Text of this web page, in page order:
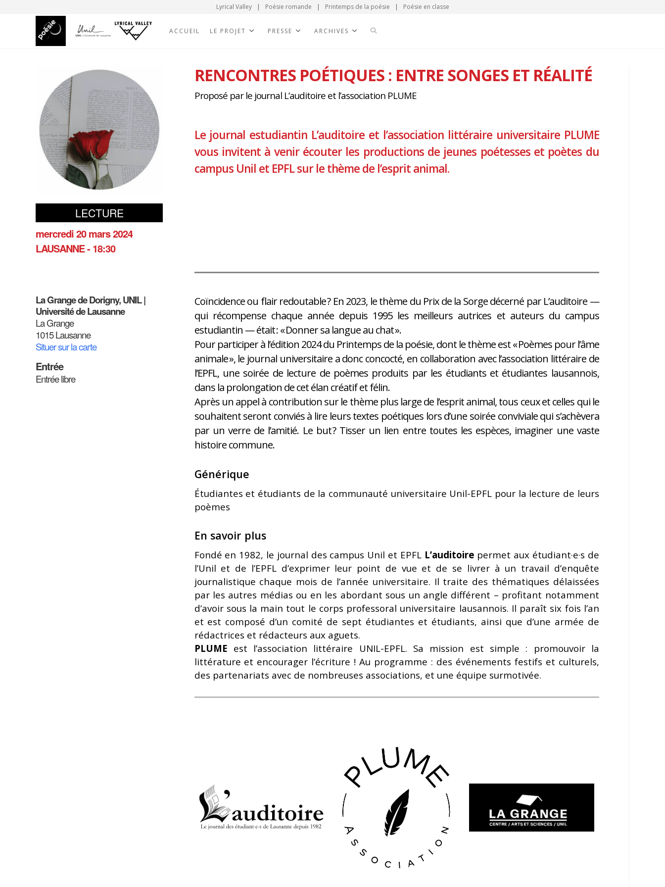
Lyrical Valley | Poésie romande | Printemps de la poésie | Poésie en classe
ACCUEIL LE PROJET PRESSE ARCHIVES
LECTURE
mercredi 20 mars 2024
LAUSANNE - 18:30
La Grange de Dorigny, UNIL |
Université de Lausanne
La Grange
1015 Lausanne
Situer sur la carte
Entrée
Entrée libre
RENCONTRES POÉTIQUES : ENTRE SONGES ET RÉALITÉ
Proposé par le journal L’auditoire et l’association PLUME
Le journal estudiantin L’auditoire et l’association littéraire universitaire PLUME
vous invitent à venir écouter les productions de jeunes poétesses et poètes du
campus Unil et EPFL sur le thème de l’esprit animal.
Coïncidence ou flair redoutable ? En 2023, le thème du Prix de la Sorge décerné par L’auditoire —
qui récompense chaque année depuis 1995 les meilleurs autrices et auteurs du campus
estudiantin — était : « Donner sa langue au chat ».
Pour participer à l’édition 2024 du Printemps de la poésie, dont le thème est « Poèmes pour l’âme
animale », le journal universitaire a donc concocté, en collaboration avec l’association littéraire de
l’EPFL, une soirée de lecture de poèmes produits par les étudiants et étudiantes lausannois,
dans la prolongation de cet élan créatif et félin.
Après un appel à contribution sur le thème plus large de l’esprit animal, tous ceux et celles qui le
souhaitent seront conviés à lire leurs textes poétiques lors d’une soirée conviviale qui s’achèvera
par un verre de l’amitié. Le but ? Tisser un lien entre toutes les espèces, imaginer une vaste
histoire commune.
Générique
Étudiantes et étudiants de la communauté universitaire Unil-EPFL pour la lecture de leurs
poèmes
En savoir plus
Fondé en 1982, le journal des campus Unil et EPFL L’auditoire permet aux étudiant·e·s de
l’Unil et de l’EPFL d’exprimer leur point de vue et de se livrer à un travail d’enquête
journalistique chaque mois de l’année universitaire. Il traite des thématiques délaissées
par les autres médias ou en les abordant sous un angle différent – profitant notamment
d’avoir sous la main tout le corps professoral universitaire lausannois. Il paraît six fois l’an
et est composé d’un comité de sept étudiantes et étudiants, ainsi que d’une armée de
rédactrices et rédacteurs aux aguets.
PLUME est l’association littéraire UNIL-EPFL. Sa mission est simple : promouvoir la
littérature et encourager l’écriture ! Au programme : des événements festifs et culturels,
des partenariats avec de nombreuses associations, et une équipe surmotivée.